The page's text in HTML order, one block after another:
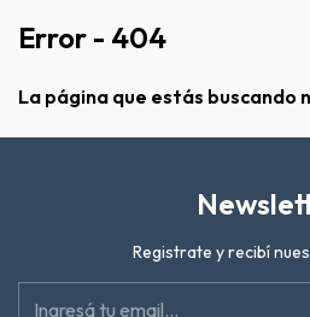
Error - 404
La página que estás buscando
Registrate y recibí